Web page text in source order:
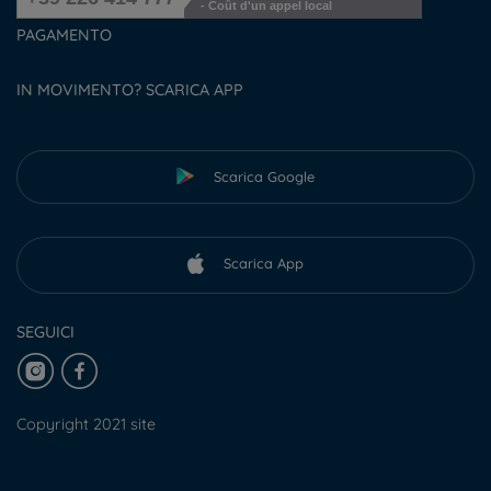
- Coût d'un appel local
PAGAMENTO
IN MOVIMENTO? SCARICA APP
Scarica Google
Scarica App
SEGUICI
Copyright 2021 site